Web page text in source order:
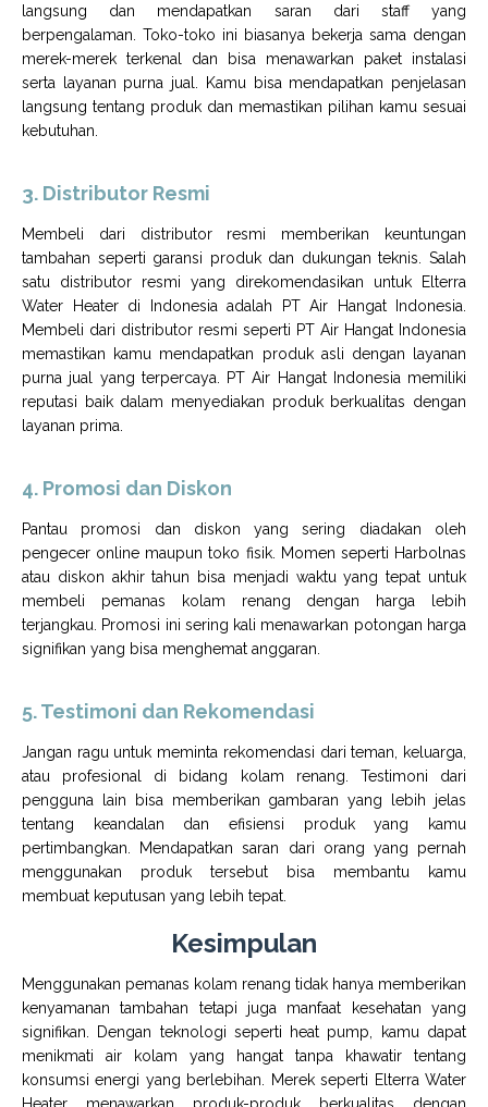
langsung dan mendapatkan saran dari staff yang
berpengalaman. Toko-toko ini biasanya bekerja sama dengan
merek-merek terkenal dan bisa menawarkan paket instalasi
serta layanan purna jual. Kamu bisa mendapatkan penjelasan
langsung tentang produk dan memastikan pilihan kamu sesuai
kebutuhan.
3. Distributor Resmi
Membeli dari distributor resmi memberikan keuntungan
tambahan seperti garansi produk dan dukungan teknis. Salah
satu distributor resmi yang direkomendasikan untuk Elterra
Water Heater di Indonesia adalah PT Air Hangat Indonesia.
Membeli dari distributor resmi seperti PT Air Hangat Indonesia
memastikan kamu mendapatkan produk asli dengan layanan
purna jual yang terpercaya. PT Air Hangat Indonesia memiliki
reputasi baik dalam menyediakan produk berkualitas dengan
layanan prima.
4. Promosi dan Diskon
Pantau promosi dan diskon yang sering diadakan oleh
pengecer online maupun toko fisik. Momen seperti Harbolnas
atau diskon akhir tahun bisa menjadi waktu yang tepat untuk
membeli pemanas kolam renang dengan harga lebih
terjangkau. Promosi ini sering kali menawarkan potongan harga
signifikan yang bisa menghemat anggaran.
5. Testimoni dan Rekomendasi
Jangan ragu untuk meminta rekomendasi dari teman, keluarga,
atau profesional di bidang kolam renang. Testimoni dari
pengguna lain bisa memberikan gambaran yang lebih jelas
tentang keandalan dan efisiensi produk yang kamu
pertimbangkan. Mendapatkan saran dari orang yang pernah
menggunakan produk tersebut bisa membantu kamu
membuat keputusan yang lebih tepat.
Kesimpulan
Menggunakan pemanas kolam renang tidak hanya memberikan
kenyamanan tambahan tetapi juga manfaat kesehatan yang
signifikan. Dengan teknologi seperti heat pump, kamu dapat
menikmati air kolam yang hangat tanpa khawatir tentang
konsumsi energi yang berlebihan. Merek seperti Elterra Water
Heater menawarkan produk-produk berkualitas dengan